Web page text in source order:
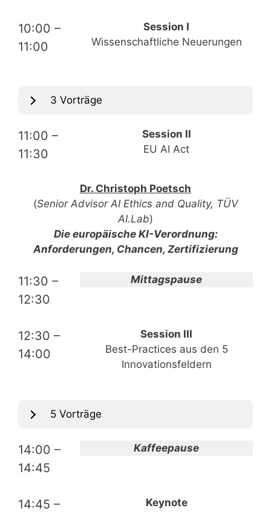
10:00 –
11:00
Session I
Wissenschaftliche Neuerungen
3 Vorträge
11:00 –
11:30
Session II
EU AI Act
Dr. Christoph Poetsch
(Senior Advisor AI Ethics and Quality, TÜV
AI.Lab)
Die europäische KI-Verordnung:
Anforderungen, Chancen, Zertifizierung
11:30 –
12:30
Mittagspause
12:30 –
14:00
Session III
Best-Practices aus den 5
Innovationsfeldern
5 Vorträge
14:00 –
14:45
Kaffeepause
14:45 –
Keynote